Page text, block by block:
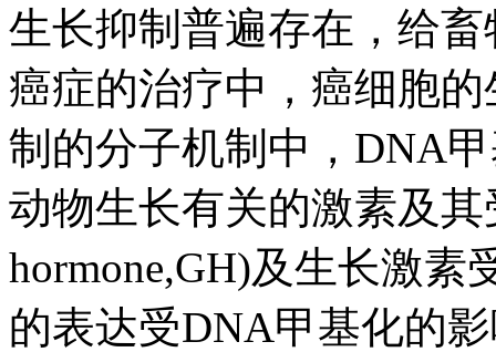
生长抑制普遍存在，给
癌症的治疗中，癌细胞
制的分子机制中，DNA
动物生长有关的激素及
hormone,GH)及生长激素
的表达受DNA甲基化的